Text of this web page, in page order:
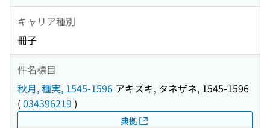
キャリア種別
冊子
件名標目
秋月, 種実, 1545-1596 アキズキ, タネザネ, 1545-1596
(034396219 )
典拠